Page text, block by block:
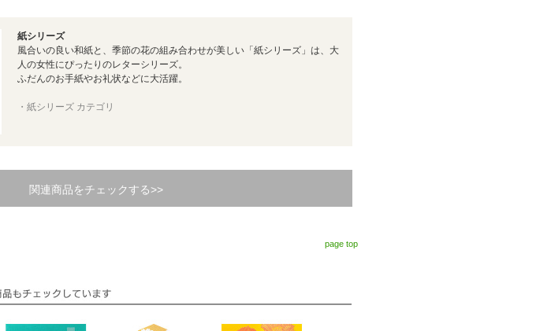
紙シリーズ
風合いの良い和紙と、季節の花の組み合わせが美しい「紙シリーズ」は、大
人の女性にぴったりのレターシリーズ。
ふだんのお手紙やお礼状などに大活躍。
・紙シリーズ カテゴリ
関連商品をチェックする>>
page top